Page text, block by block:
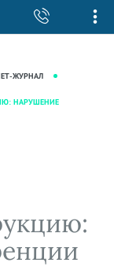
ЖУРНАЛ
НАРУШЕНИЕ